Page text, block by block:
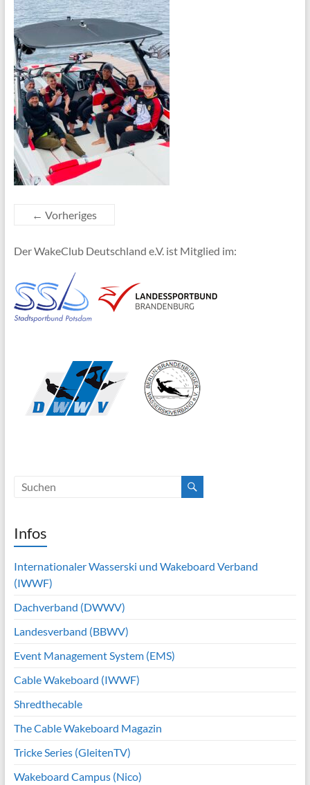
← Vorheriges
Der WakeClub Deutschland e.V. ist Mitglied im:
Infos
Internationaler Wasserski und Wakeboard Verband
(IWWF)
Dachverband (DWWV)
Landesverband (BBWV)
Event Management System (EMS)
Cable Wakeboard (IWWF)
Shredthecable
The Cable Wakeboard Magazin
Tricke Series (GleitenTV)
Wakeboard Campus (Nico)